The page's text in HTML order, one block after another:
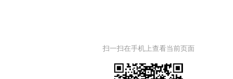
扫一扫在手机上查看当前页面